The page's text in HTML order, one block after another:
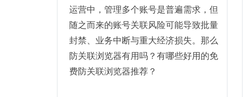
运营中，管理多个账号是普遍需求，但
随之而来的账号关联风险可能导致批量
封禁、业务中断与重大经济损失。那么
防关联浏览器有用吗？有哪些好用的免
费防关联浏览器推荐？